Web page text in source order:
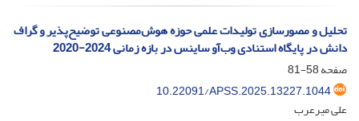
تحلیل و مصورسازی تولیدات علمی حوزه هوش‌مصنوعی توضیح‌پذیر و گراف
دانش در پایگاه استنادی وب‌آو ساینس در بازه زمانی 2024-2020
صفحه58-81
10.22091/APSS.2025.13227.1044
علی میرعرب